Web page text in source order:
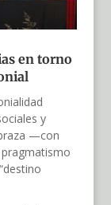
en torno
y
—con